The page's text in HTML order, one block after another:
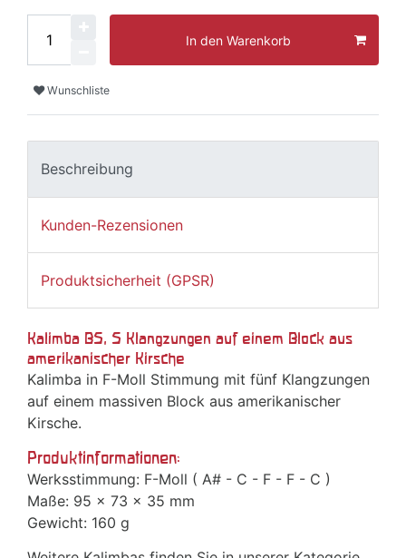
In den Warenkorb
Wunschliste
Beschreibung
Kunden-Rezensionen
Produktsicherheit (GPSR)
Kalimba B5, 5 Klangzungen auf einem Block aus
amerikanischer Kirsche
Kalimba in F-Moll Stimmung mit fünf Klangzungen
auf einem massiven Block aus amerikanischer
Kirsche.
Produktinformationen:
Werksstimmung: F-Moll ( A# - C - F - F - C )
Maße: 95 x 73 x 35 mm
Gewicht: 160 g